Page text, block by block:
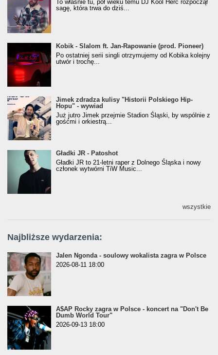
(Popkillery 2023)To właśnie tu, pół wieku temu DJ Kool Herc rozpoczął
sagę, która trwa do dziś...
Kobik - Slalom ft. Jan-Rapowanie (prod. Pioneer)
[Official Music Visualiser]
Kobik - Slalom ft. Jan-Rapowanie (prod. Pioneer)
Po ostatniej serii singli otrzymujemy od Kobika kolejny
utwór i trochę...
Jimek zdradza kulisy "Historii Polskiego Hip-
Hopu" - wywiad
Jimek zdradza kulisy "Historii Polskiego Hip-
Hopu" - wywiad
Już jutro Jimek przejmie Stadion Śląski, by wspólnie z
gośćmi i orkiestrą...
Gładki JR - Patoshot
Gładki JR - Patoshot
Gładki JR to 21-letni raper z Dolnego Śląska i nowy
członek wytwórni TiW Music...
wszystkie
Najbliższe wydarzenia:
Jalen Ngonda - soulowy wokalista zagra w Polsce
2026-08-11 18:00
A$AP Rocky zagra w Polsce - koncert na "Don't Be
Dumb World Tour"
2026-09-13 18:00